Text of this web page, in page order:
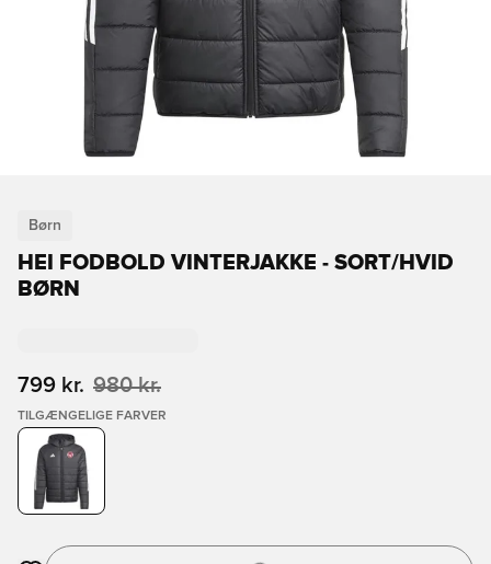
Børn
HEI FODBOLD VINTERJAKKE - SORT/HVID
BØRN
799 kr. 980 kr.
TILGÆNGELIGE FARVER